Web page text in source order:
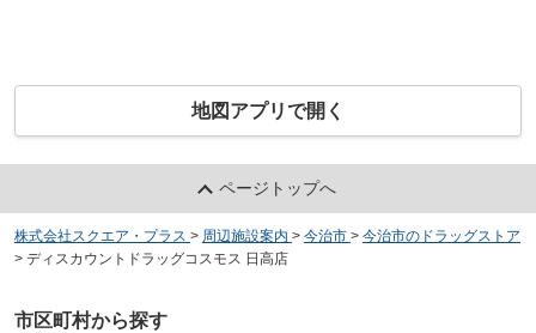
地図アプリで開く
ページトップへ
株式会社スクエア・プラス > 周辺施設案内 > 今治市 > 今治市のドラッグストア
> ディスカウントドラッグコスモス 日高店
市区町村から探す